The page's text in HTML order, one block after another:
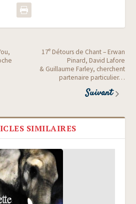
17eDétours de Chant – Erwan
Pinard, David Lafore
& Guillaume Farley, cherchent
partenaire particulier…
Suivant
SIMILAIRES